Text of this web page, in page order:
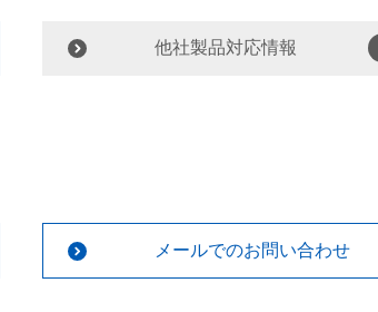
他社製品対応情報
メールでのお問い合わせ